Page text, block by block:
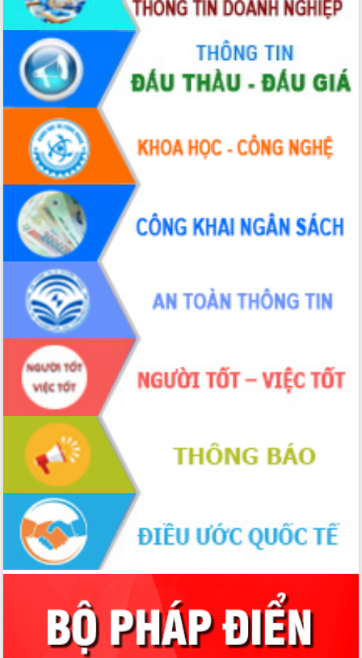
Thủ tướng Chính phủ Phạm Minh Chính
kiểm tra, chỉ đạo hoàn thành các dự
án cao tốc và thăm khu tái định cư tại
Đắk Lắk
Sôi nổi Hội đua ngựa truyền thống Gò
Thì Thùng mừng Xuân Bính Ngọ 2026
Lãnh đạo tỉnh dâng hương tưởng niệm
tại Đập Đồng Cam đầu Xuân Bính Ngọ
Ngành nông nghiệp phấn đấu tăng
trưởng đạt 5,86% trong năm 2026
UBND tỉnh Đắk Lắk triển khai công tác
quốc phòng, quân sự địa phương năm
2026
Đắk Lắk tập trung toàn lực khắc phục
tồn tại IUU, sẵn sàng làm việc với
Đoàn thanh tra EC
Chủ tịch UBND tỉnh Tạ Anh Tuấn thăm,
chúc mừng các bệnh viện nhân Ngày
Thầy thuốc Việt Nam
Rộn ràng lễ hội truyền thống Sông
nước Đà Nông lần thứ I năm 2026
Kỳ họp Chuyên đề lần thứ Năm, HĐND
tỉnh Đắk Lắk thông qua các nghị quyết
quan trọng
Thống nhất danh sách giới thiệu ứng
cử đại biểu Quốc hội khoá XVI và đại
biểu HĐND tỉnh Đắk Lắk, nhiệm kỳ
2026-2031
Phát động hai phong trào thi đua quan
trọng trong kỷ nguyên mới
Hội nghị lần thứ tư Ban Chỉ đạo công
tác bầu cử tỉnh Đắk Lắk
Hội nghị Báo cáo viên Trung ương
Phó Thủ tướng Hồ Quốc Dũng đánh giá
cao kết quả Chiến dịch Quang Trung
tại Đắk Lắk